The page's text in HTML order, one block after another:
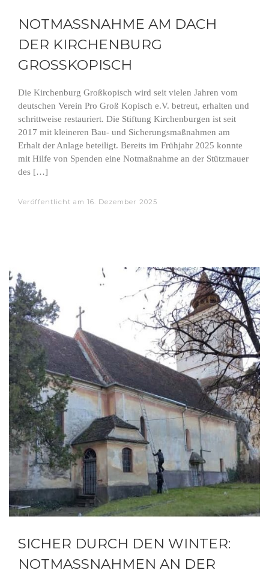
NOTMASSNAHME AM DACH D
ER KIRCHENBURG G
ROSSKOPISCH
Die Kirchenburg Großkopisch wird seit vielen Jahren vom
deutschen Verein Pro Groß Kopisch e.V. betreut, erhalten und
schrittweise restauriert. Die Stiftung Kirchenburgen ist seit
2017 mit kleineren Bau- und Sicherungsmaßnahmen am
Erhalt der Anlage beteiligt. Bereits im Frühjahr 2025 konnte
mit Hilfe von Spenden eine Notmaßnahme an der Stützmauer
des […]
Veröffentlicht am 16. Dezember 2025
SICHER DURCH DEN WINTER:
NOTMASSNAHMEN AN DER K